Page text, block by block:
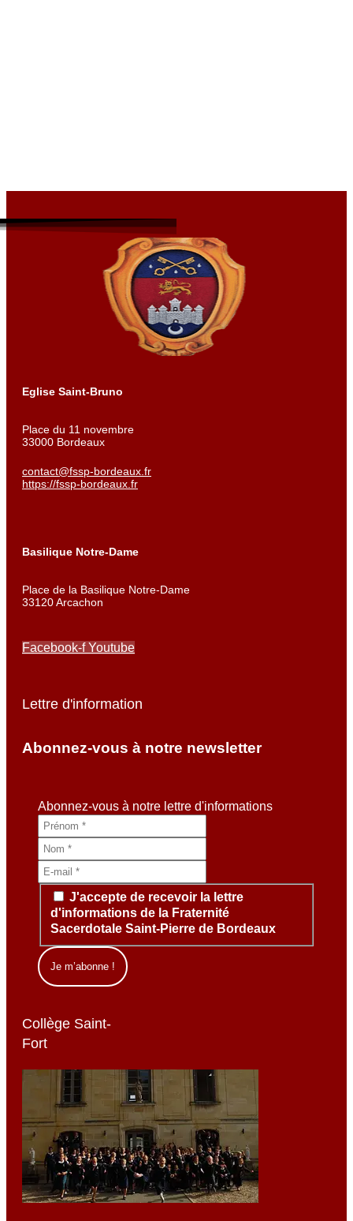
Eglise Saint-Bruno
Place du 11 novembre
33000 Bordeaux
contact@fssp-bordeaux.fr
https://fssp-bordeaux.fr
Basilique Notre-Dame
Place de la Basilique Notre-Dame
33120 Arcachon
Facebook-f Youtube
Lettre d'information
Abonnez-vous à notre newsletter
Abonnez-vous à notre lettre d'informations
J'accepte de recevoir la lettre
d'informations de la Fraternité
Sacerdotale Saint-Pierre de Bordeaux
Collège Saint-
Fort